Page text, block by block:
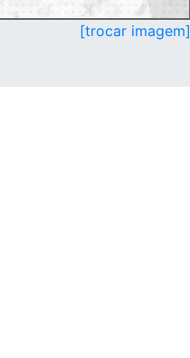
[trocar imagem]